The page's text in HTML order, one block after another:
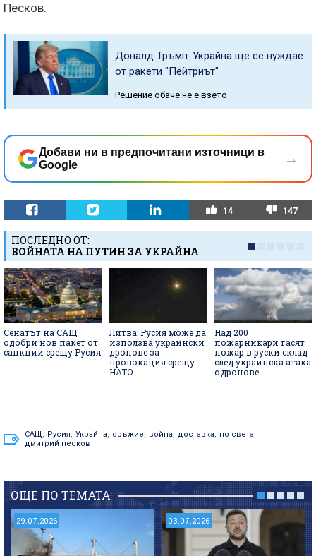
Песков.
Доналд Тръмп: Украйна ще се нуждае
от ракети "Пейтриът"
Решение обаче не е взето
Добави ни в предпочитани източници в
Google
→
14 147
ПОСЛЕДНО ОТ:
ВОЙНАТА НА ПУТИН ЗА УКРАЙНА
Сенатът на САЩ
одобри нов пакет от
санкции срещу Русия
Литва: Русия може да
използва украински
дронове за
провокация срещу
НАТО
Над 200
пожарникари гасят
пожар в руски склад
след украинска атака
с дронове
САЩ, Русия, Украйна, оръжие, война, доставка, по света,
дмитрий песков
ОЩЕ ПО ТЕМАТА
29.07.2026 03.07.2026